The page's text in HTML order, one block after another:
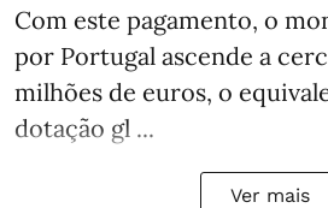
Com este pagamento, o
por Portugal ascende a
milhões de euros, o
dotação gl ...
Ver mais